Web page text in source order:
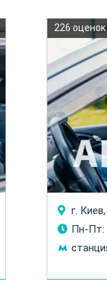
226 оценок
г.
Пн-Пт: